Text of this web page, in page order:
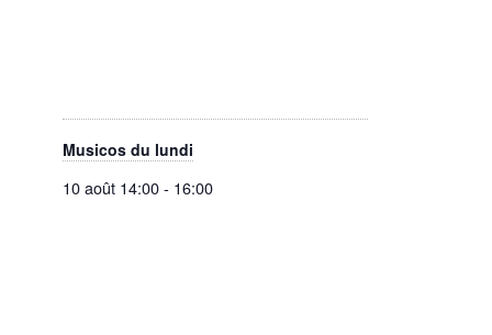
Musicos du lundi
10 août 14:00 - 16:00